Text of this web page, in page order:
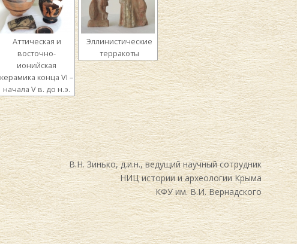
Аттическая и
восточно-
ионийская
керамика конца VI –
начала V в. до н.э.
Эллинистические
терракоты
В.Н. Зинько, д.и.н., ведущий научный сотрудник
НИЦ истории и археологии Крыма
КФУ им. В.И. Вернадского